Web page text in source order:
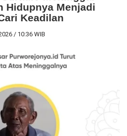
Hidupnya Menjadi
Keadilan
/ 10:36 WIB